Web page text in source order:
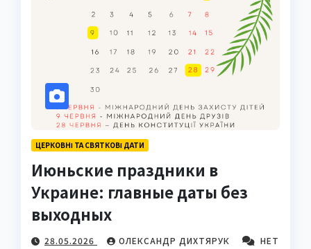
ЦЕРКОВНІ ТА СВЯТКОВІ ДАТИ
Июньские праздники в
Украине: главные даты без
выходных
28.05.2026 ОЛЕКСАНДР ДИХТЯРУК
НЕТ